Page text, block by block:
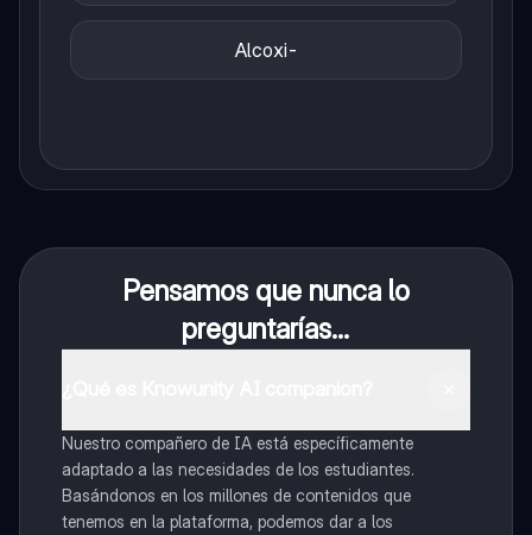
Alcoxi-
Pensamos que nunca lo
preguntarías...
Nuestro compañero de IA está específicamente
adaptado a las necesidades de los estudiantes.
Basándonos en los millones de contenidos que
tenemos en la plataforma, podemos dar a los